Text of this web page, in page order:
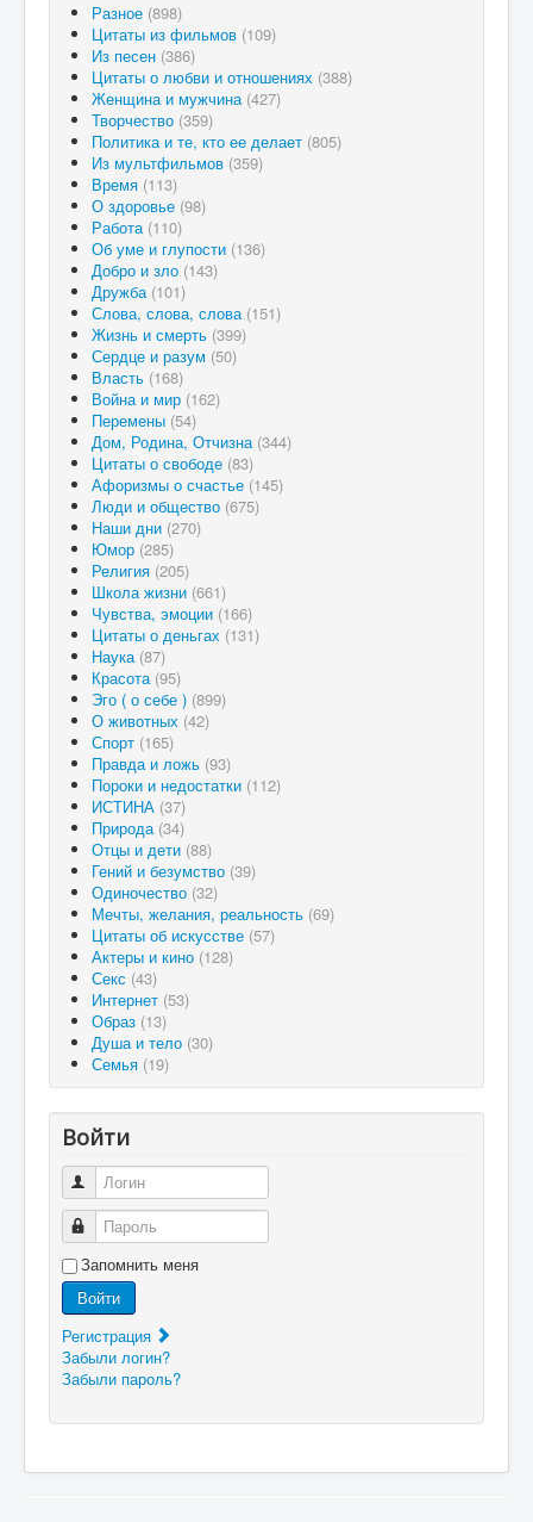
Разное (898)
Цитаты из фильмов (109)
Из песен (386)
Цитаты о любви и отношениях (388)
Женщина и мужчина (427)
Творчество (359)
Политика и те, кто ее делает (805)
Из мультфильмов (359)
Время (113)
О здоровье (98)
Работа (110)
Об уме и глупости (136)
Добро и зло (143)
Дружба (101)
Слова, слова, слова (151)
Жизнь и смерть (399)
Сердце и разум (50)
Власть (168)
Война и мир (162)
Перемены (54)
Дом, Родина, Отчизна (344)
Цитаты о свободе (83)
Афоризмы о счастье (145)
Люди и общество (675)
Наши дни (270)
Юмор (285)
Религия (205)
Школа жизни (661)
Чувства, эмоции (166)
Цитаты о деньгах (131)
Наука (87)
Красота (95)
Эго ( о себе ) (899)
О животных (42)
Спорт (165)
Правда и ложь (93)
Пороки и недостатки (112)
ИСТИНА (37)
Природа (34)
Отцы и дети (88)
Гений и безумство (39)
Одиночество (32)
Мечты, желания, реальность (69)
Цитаты об искусстве (57)
Актеры и кино (128)
Секс (43)
Интернет (53)
Образ (13)
Душа и тело (30)
Семья (19)
Войти
Логин
Пароль
Запомнить меня
Войти
Регистрация
Забыли логин?
Забыли пароль?